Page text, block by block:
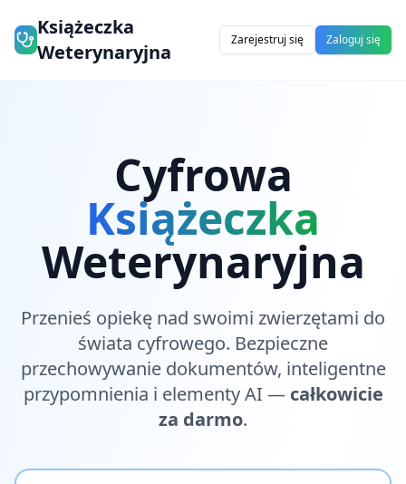
Książeczka
Weterynaryjna
Zarejestruj się Zaloguj się
Cyfrowa
Książeczka
Weterynaryjna
Przenieś opiekę nad swoimi zwierzętami do
świata cyfrowego. Bezpieczne
przechowywanie dokumentów, inteligentne
przypomnienia i elementy AI — całkowicie
za darmo.